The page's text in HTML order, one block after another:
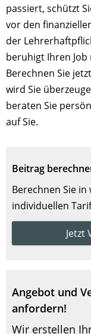
passiert, schützt
vor den
der
beruhigt Ihren Job
Berechnen Sie
wird Sie
beraten Sie
auf Sie.
Beitrag
Berechnen Sie
individuellen Tarif
Jetzt
Angebot und
anfordern!
Wir erstellen